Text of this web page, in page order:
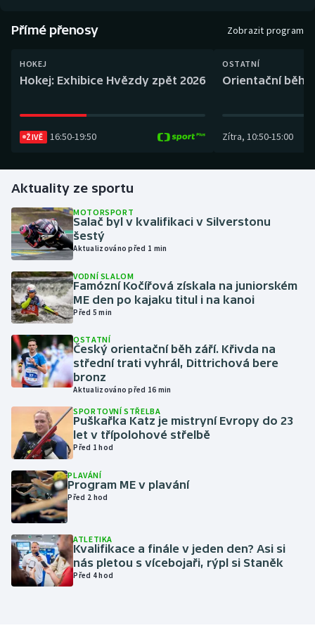
Box
Dostihy
Golf
Gymnastika
Házená
Jezdectví
Judo
Krasobruslení
Lyže a snowboard
Moderní pětiboj
Motorsport
Parasport
Přímé přenosy Zobrazit program
HOKEJ
Hokej: Exhibice Hvězdy zpět 2026
ŽIVĚ 16:50-19:50
OSTATNÍ
Orientační běh:
Zítra, 10:50-15:00
Aktuality ze sportu
MOTORSPORT
Salač byl v kvalifikaci v Silverstonu
šestý
Aktualizováno před 1 min
VODNÍ SLALOM
Famózní Kočířová získala na juniorském
ME den po kajaku titul i na kanoi
Před 5 min
OSTATNÍ
Český orientační běh září. Křivda na
střední trati vyhrál, Dittrichová bere
bronz
Aktualizováno před 16 min
SPORTOVNÍ STŘELBA
Puškařka Katz je mistryní Evropy do 23
let v třípolohové střelbě
Před 1 hod
PLAVÁNÍ
Program ME v plavání
Před 2 hod
ATLETIKA
Kvalifikace a finále v jeden den? Asi si
nás pletou s vícebojaři, rýpl si Staněk
Před 4 hod